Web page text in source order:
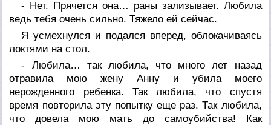
- Нет. Прячется она… раны зализывает. Любила
ведь тебя очень сильно. Тяжело ей сейчас.
Я усмехнулся и подался вперед, облокачиваясь
локтями на стол.
- Любила… так любила, что много лет назад
отравила мою жену Анну и убила моего
нерожденного ребенка. Так любила, что спустя
время повторила эту попытку еще раз. Так любила,
что довела мою мать до самоубийства! Как